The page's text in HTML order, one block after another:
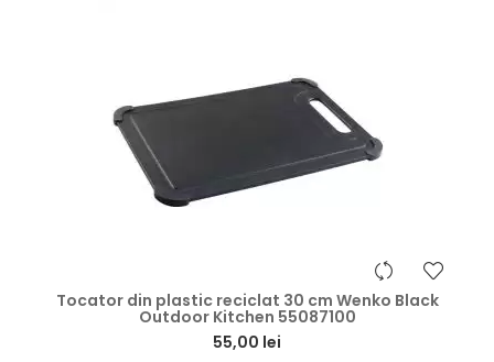
Tocator din plastic reciclat 30 cm Wenko Black
Outdoor Kitchen 55087100
55,00 lei